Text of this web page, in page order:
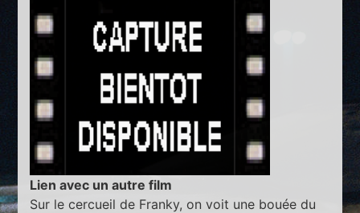
Lien avec un autre film
Sur le cercueil de Franky, on voit une bouée du